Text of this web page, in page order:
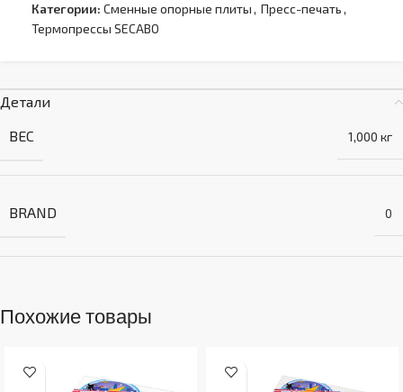
Категории: Сменные опорные плиты, Пресс-печать,
Термопрессы SECABO
Детали
ВЕС
1,000 кг
BRAND 0
Похожие товары